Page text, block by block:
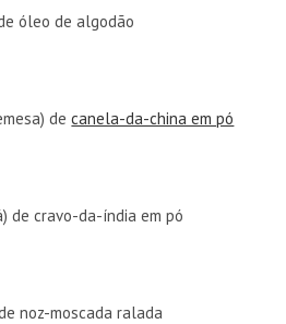
óleo de algodão
decanela-da-china em pó
de cravo-da-índia em pó
noz-moscada ralada